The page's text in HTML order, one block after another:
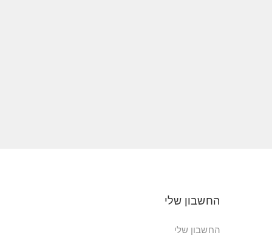
החשבון שלי
החשבון שלי